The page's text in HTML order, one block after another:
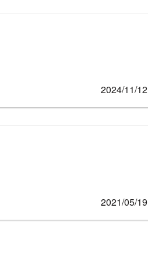
2024/11/12
2021/05/19